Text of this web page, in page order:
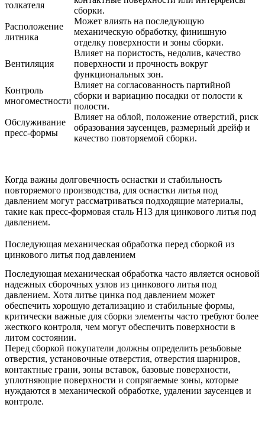
толкателя
сборки.
Расположение
литника
Может влиять на последующую
механическую обработку, финишную
отделку поверхности и зоны сборки.
Вентиляция
Влияет на пористость, недолив, качество
поверхности и прочность вокруг
функциональных зон.
Контроль
многоместности
Влияет на согласованность партийной
сборки и вариацию посадки от полости к
полости.
Обслуживание
пресс-формы
Влияет на облой, положение отверстий, риск
образования заусенцев, размерный дрейф и
качество повторяемой сборки.
Когда важны долговечность оснастки и стабильность
повторяемого производства, для оснастки литья под
давлением могут рассматриваться подходящие материалы,
такие как пресс-формовая сталь H13 для цинкового литья под
давлением.
Последующая механическая обработка перед сборкой из
цинкового литья под давлением
Последующая механическая обработка часто является основой
надежных сборочных узлов из цинкового литья под
давлением. Хотя литье цинка под давлением может
обеспечить хорошую детализацию и стабильные формы,
критически важные для сборки элементы часто требуют более
жесткого контроля, чем могут обеспечить поверхности в
литом состоянии.
Перед сборкой покупатели должны определить резьбовые
отверстия, установочные отверстия, отверстия шарниров,
контактные грани, зоны вставок, базовые поверхности,
уплотняющие поверхности и сопрягаемые зоны, которые
нуждаются в механической обработке, удалении заусенцев и
контроле.